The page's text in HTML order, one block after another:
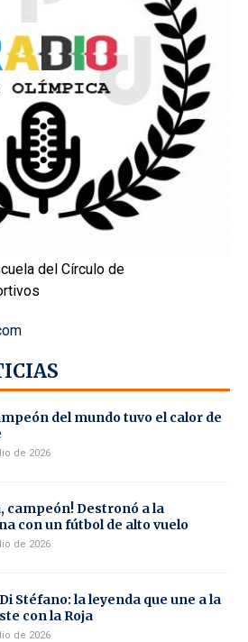
del Círculo de
del mundo tuvo el calor de
de 2026
campeón! Destronó a la
con un fútbol de alto vuelo
de 2026
Stéfano: la leyenda que une a la
con la Roja
de 2026